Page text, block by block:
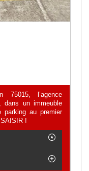
l’agence
dans un immeuble
parking au premier
!